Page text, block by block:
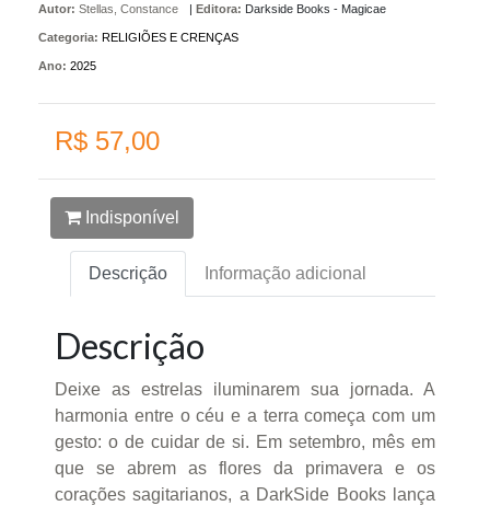
Autor: Stellas, Constance | Editora: Darkside Books - Magicae
Categoria: RELIGIÕES E CRENÇAS
Ano: 2025
R$ 57,00
Indisponível
Descrição Informação adicional
Descrição
Deixe as estrelas iluminarem sua jornada. A
harmonia entre o céu e a terra começa com um
gesto: o de cuidar de si. Em setembro, mês em
que se abrem as flores da primavera e os
corações sagitarianos, a DarkSide Books lança